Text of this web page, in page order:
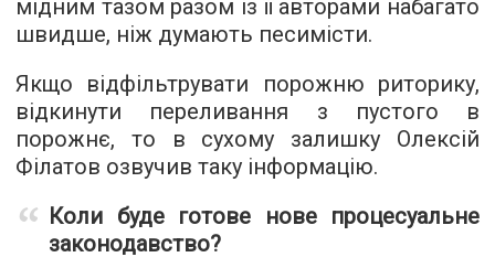
мідним тазом разом із її авторами набагато
швидше, ніж думають песимісти.
Якщо відфільтрувати порожню риторику,
відкинути переливання з пустого в
порожнє, то в сухому залишку Олексій
Філатов озвучив таку інформацію.
Коли буде готове нове процесуальне
законодавство?